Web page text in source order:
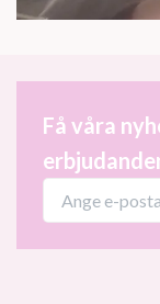
Få våra